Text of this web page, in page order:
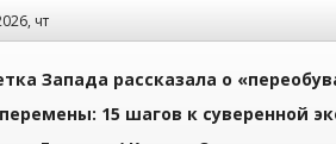
чт
Запада рассказала о
15 шагов к суверенной